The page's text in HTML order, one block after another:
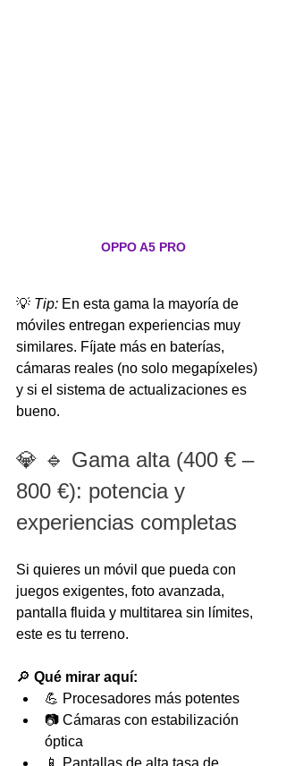
OPPO A5 PRO
💡 Tip: En esta gama la mayoría de
móviles entregan experiencias muy
similares. Fíjate más en baterías,
cámaras reales (no solo megapíxeles)
y si el sistema de actualizaciones es
bueno.
💎 🔹 Gama alta (400 € –
800 €): potencia y
experiencias completas
Si quieres un móvil que pueda con
juegos exigentes, foto avanzada,
pantalla fluida y multitarea sin límites,
este es tu terreno.
🔎 Qué mirar aquí:
💪 Procesadores más potentes
📷 Cámaras con estabilización
óptica
📱 Pantallas de alta tasa de